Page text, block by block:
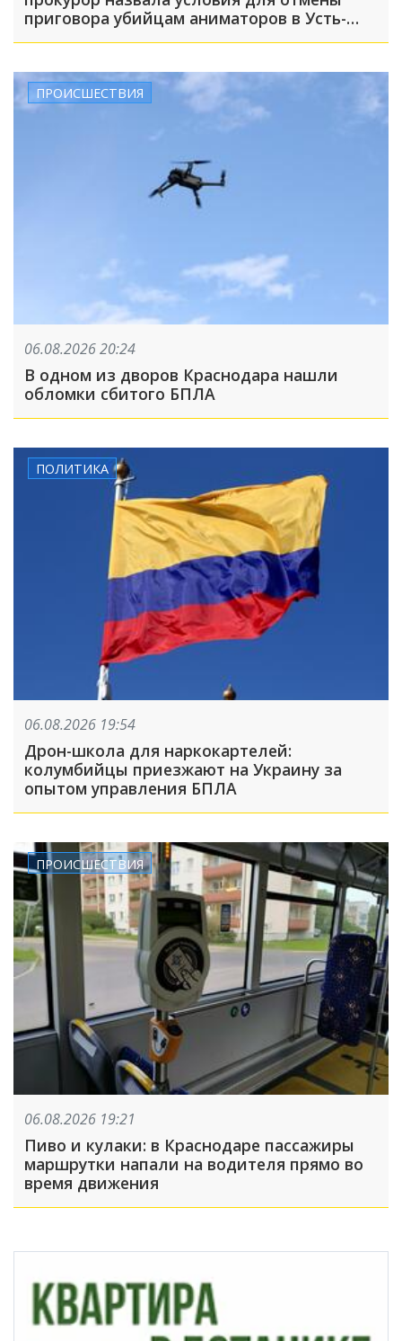
приговора убийцам аниматоров в Усть-
Лабинске
ПРОИСШЕСТВИЯ
06.08.2026 20:24
В одном из дворов Краснодара нашли
обломки сбитого БПЛА
ПОЛИТИКА
06.08.2026 19:54
Дрон-школа для наркокартелей:
колумбийцы приезжают на Украину за
опытом управления БПЛА
ПРОИСШЕСТВИЯ
06.08.2026 19:21
Пиво и кулаки: в Краснодаре пассажиры
маршрутки напали на водителя прямо во
время движения